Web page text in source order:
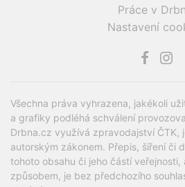
Práce v
Nastavení
Všechna práva vyhrazena, jakékoli
a grafiky podléhá schválení
Drbna.cz využívá zpravodajství ČTK,
autorským zákonem. Přepis, šíření či
tohoto obsahu či jeho částí veřejnosti,
způsobem, je bez předchozího